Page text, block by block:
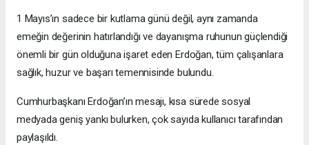
1 Mayıs’ın sadece bir kutlama günü değil, aynı zamanda
emeğin değerinin hatırlandığı ve dayanışma ruhunun güçlendiği
önemli bir gün olduğuna işaret eden Erdoğan, tüm çalışanlara
sağlık, huzur ve başarı temennisinde bulundu.
Cumhurbaşkanı Erdoğan’ın mesajı, kısa sürede sosyal
medyada geniş yankı bulurken, çok sayıda kullanıcı tarafından
paylaşıldı.